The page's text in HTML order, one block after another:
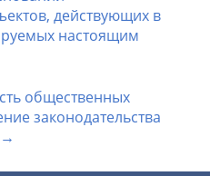
действующих в
настоящим
общественных
законодательства